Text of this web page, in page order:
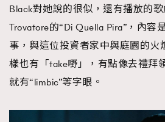
Black對她說的很似，還有播放的
Trovatore的“Di Quella Pira”，內容
事，與這位投資者家中與庭園的火
樣也有「take嘢」，有點像去禮拜
就有“limbic”等字眼。